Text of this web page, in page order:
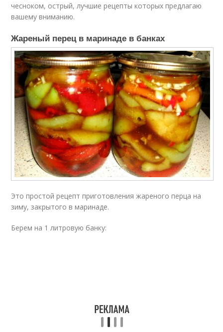
чесноком, острый, лучшие рецепты которых предлагаю
вашему вниманию.
Жареный перец в маринаде в банках
Это простой рецепт приготовления жареного перца на
зиму, закрытого в маринаде.
Берем на 1 литровую банку: